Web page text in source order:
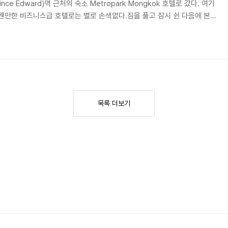
Edward)역 근처의 숙소 Metropark Mongkok 호텔로 갔다. 여기
만한 비즈니스급 호텔로는 별로 손색없다.짐을 풀고 잠시 쉰 다음에 본격
목록 더보기